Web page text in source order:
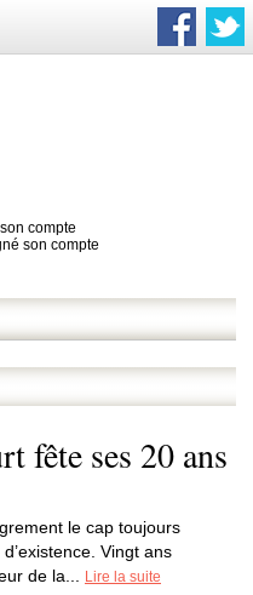
compte
son compte
fête ses 20 ans
le cap toujours
Vingt ans
de la...
Lire la suite